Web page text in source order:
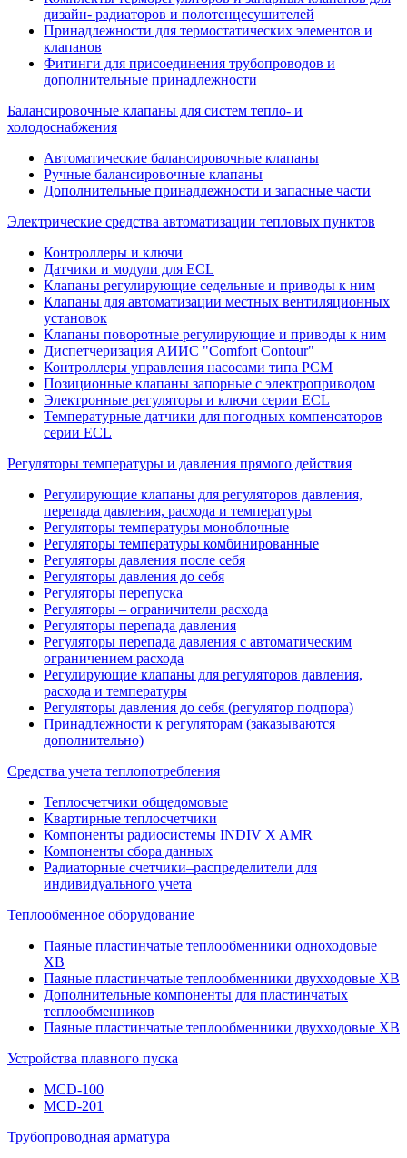
дизайн- радиаторов и полотенцесушителей
Принадлежности для термостатических элементов и
клапанов
Фитинги для присоединения трубопроводов и
дополнительные принадлежности
Балансировочные клапаны для систем тепло- и
холодоснабжения
Автоматические балансировочные клапаны
Ручные балансировочные клапаны
Дополнительные принадлежности и запасные части
Электрические средства автоматизации тепловых пунктов
Контроллеры и ключи
Датчики и модули для ECL
Клапаны регулирующие седельные и приводы к ним
Клапаны для автоматизации местных вентиляционных
установок
Клапаны поворотные регулирующие и приводы к ним
Диспетчеризация АИИС "Comfort Contour"
Контроллеры управления насосами типа PCM
Позиционные клапаны запорные с электроприводом
Электронные регуляторы и ключи серии ECL
Температурные датчики для погодных компенсаторов
серии ECL
Регуляторы температуры и давления прямого действия
Регулирующие клапаны для регуляторов давления,
перепада давления, расхода и температуры
Регуляторы температуры моноблочные
Регуляторы температуры комбинированные
Регуляторы давления после себя
Регуляторы давления до себя
Регуляторы перепуска
Регуляторы – ограничители расхода
Регуляторы перепада давления
Регуляторы перепада давления с автоматическим
ограничением расхода
Регулирующие клапаны для регуляторов давления,
расхода и температуры
Регуляторы давления до себя (регулятор подпора)
Принадлежности к регуляторам (заказываются
дополнительно)
Средства учета теплопотребления
Теплосчетчики общедомовые
Квартирные теплосчетчики
Компоненты радиосистемы INDIV X AMR
Компоненты сбора данных
Радиаторные счетчики–распределители для
индивидуального учета
Теплообменное оборудование
Паяные пластинчатые теплообменники одноходовые
ХВ
Паяные пластинчатые теплообменники двухходовые ХВ
Дополнительные компоненты для пластинчатых
теплообменников
Паяные пластинчатые теплообменники двухходовые XB
Устройства плавного пуска
MCD-100
MCD-201
Трубопроводная арматура